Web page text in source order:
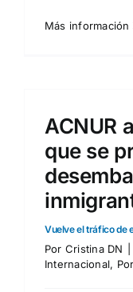
Más información
ACNUR
que se
Vuelve el tráfico de
Por Cristina DN
Internacional,